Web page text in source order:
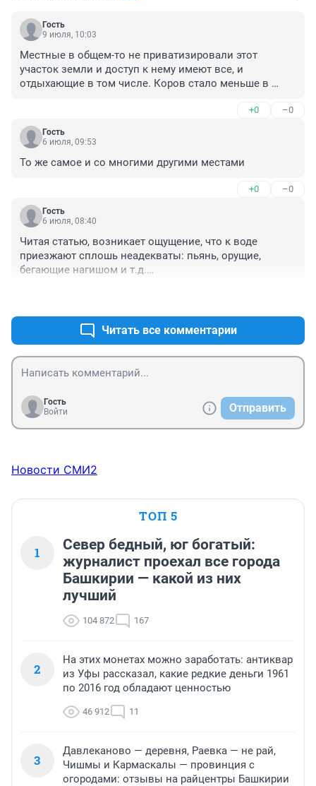
Гость
9 июля, 10:03
Местные в общем-то не приватизировали этот
участок земли и доступ к нему имеют все, и
отдыхающие в том числе. Коров стало меньше в
уже редко кто держит скот и это совершенно не
относится к проблеме с туристами. За доски с
гвоздями предусмотрено наказание. В этой ситуации
+0 –0
Гость
6 июля, 09:53
То же самое и со многими другими местами
+0 –0
Гость
6 июля, 08:40
Читая статью, возникает ощущение, что к воде
приезжают сплошь неадекваты: пьянь, орущие,
бегающие нагишом и т.д.
Читать все комментарии
Гость
Войти
Отправить
Новости СМИ2
ТОП 5
1
Север бедный, юг богатый:
журналист проехал все города
Башкирии — какой из них
лучший
104 872 167
2
На этих монетах можно заработать: антиквар
из Уфы рассказал, какие редкие деньги 1961
по 2016 год обладают ценностью
46 912 11
3
Давлеканово — деревня, Раевка — не рай,
Чишмы и Кармаскалы — провинция с
огородами: отзывы на райцентры Башкирии